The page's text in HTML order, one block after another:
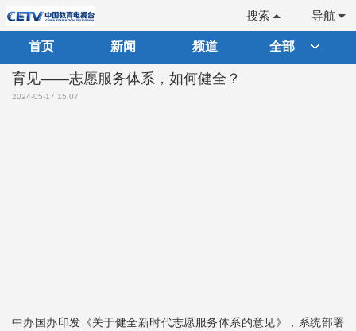
导航
搜索
首页 新闻 频道 全部
育见——志愿服务体系，如何健全？
2024-05-17 15:07
中办国办印发《关于健全新时代志愿服务体系的意见》，系统部署